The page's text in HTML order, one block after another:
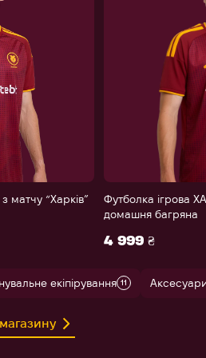
матчу “Харків”
Футболка ігрова
домашня багряна
4 999 ₴
екіпірування 11